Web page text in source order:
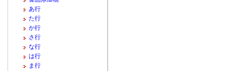
あ行
た行
か行
さ行
な行
は行
ま行